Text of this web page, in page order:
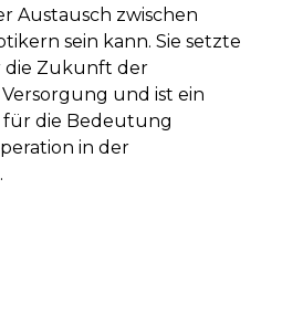
Austausch zwischen
sein kann. Sie setzte
die Zukunft der
und ist ein
für die Bedeutung
in der